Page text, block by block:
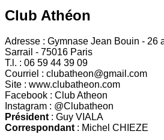
Club Athéon
Adresse : Gymnase Jean Bouin - 26
Sarrail - 75016 Paris
T.l. : 06 59 44 39 09
Courriel : clubatheon@gmail.com
Site : www.clubatheon.com
Facebook : Club Atheon
Instagram : @Clubatheon
Président : Guy VIALA
Correspondant : Michel CHIEZE